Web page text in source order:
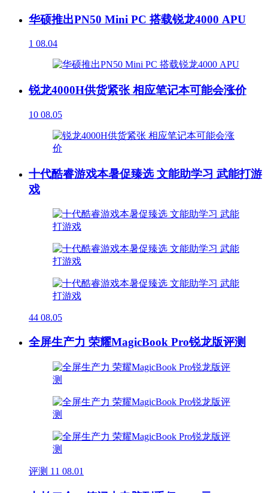
华硕推出PN50 Mini PC 搭载锐龙4000 APU
1 08.04
锐龙4000H供货紧张 相应笔记本可能会涨价
10 08.05
十代酷睿游戏本暑促臻选 文能助学习 武能打游
戏
44 08.05
全屏生产力 荣耀MagicBook Pro锐龙版评测
评测 11 08.01